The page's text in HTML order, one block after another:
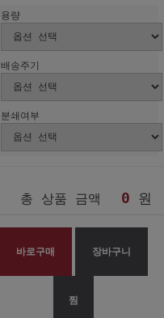
용량
배송주기
분쇄여부
총 상품 금액 0 원
바로구매 장바구니
찜